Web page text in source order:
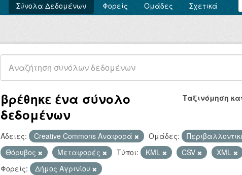
Σύνολα Δεδομένων Φορείς Ομάδες Σχετικά
Ταξινόμηση
βρέθηκε ένα σύνολο
δεδομένων
Άδειες: Creative Commons Αναφορά Ομάδες:
Θόρυβος
Μεταφορές Τύποι: KML CSV XML
Φορείς:
Δήμος Αγρινίου